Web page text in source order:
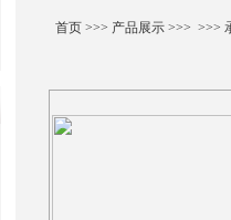
首页>>> 产品展示>>> >>>